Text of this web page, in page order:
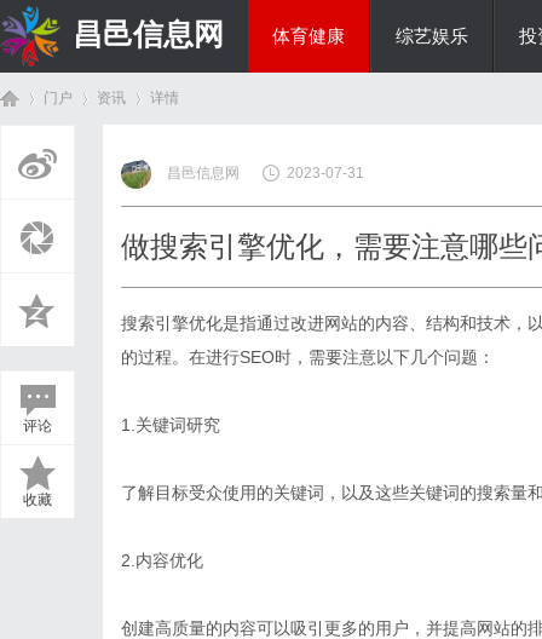
昌邑信息网 体育健康 综艺娱乐 投
门户 资讯
›
详情
评论
收藏
昌邑信息网 2023-07-31
做搜索引擎优化，需要注意哪些
搜索引擎优化是指通过改进网站的内容、结构和技术，
的过程。在进行SEO时，需要注意以下几个问题：
1.关键词研究
了解目标受众使用的关键词，以及这些关键词的搜索量
2.内容优化
创建高质量的内容可以吸引更多的用户，并提高网站的